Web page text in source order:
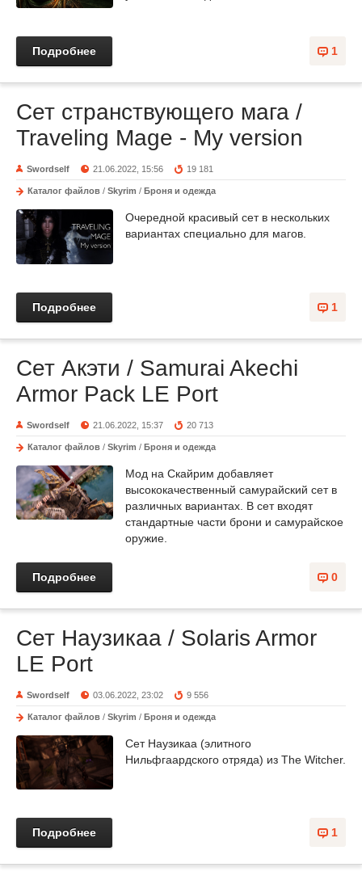
1
Подробнее
Сет странствующего мага /
Traveling Mage - My version
Swordself 21.06.2022, 15:56 19 181
Каталог файлов / Skyrim / Броня и одежда
Очередной красивый сет в нескольких
вариантах специально для магов.
1
Подробнее
Сет Акэти / Samurai Akechi
Armor Pack LE Port
Swordself 21.06.2022, 15:37 20 713
Каталог файлов / Skyrim / Броня и одежда
Мод на Скайрим добавляет
высококачественный самурайский сет в
различных вариантах. В сет входят
стандартные части брони и самурайское
оружие.
0
Подробнее
Сет Наузикаа / Solaris Armor
LE Port
Swordself 03.06.2022, 23:02 9 556
Каталог файлов / Skyrim / Броня и одежда
Сет Наузикаа (элитного
Нильфгаардского отряда) из The Witcher.
1
Подробнее